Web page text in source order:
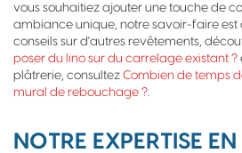
vous souhaitiez ajouter une touche de
ambiance unique, notre savoir-faire est
conseils sur d'autres revêtements,
poser du lino sur du carrelage existant ?
plâtrerie, consultez Combien de temps
mural de rebouchage ?.
NOTRE EXPERTISE